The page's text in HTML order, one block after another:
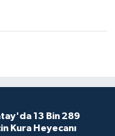
13 Bin 289
Kura Heyecanı